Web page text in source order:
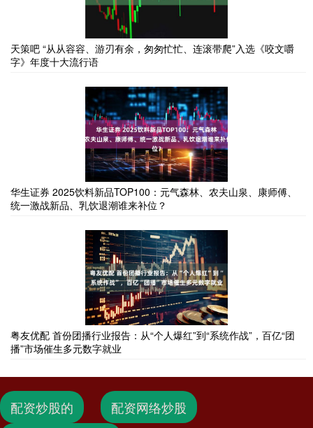
天策吧 “从从容容、游刃有余，匆匆忙忙、连滚带爬”入选《咬文嚼
字》年度十大流行语
华生证券 2025饮料新品TOP100：元气森林、农夫山泉、康师傅、
统一激战新品、乳饮退潮谁来补位？
粤友优配 首份团播行业报告：从“个人爆红”到“系统作战”，百亿“团
播”市场催生多元数字就业
配资炒股的 配资网络炒股